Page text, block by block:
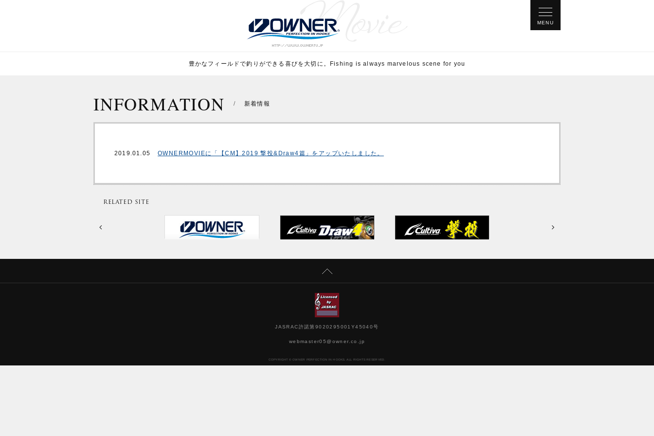
豊かなフィールドで釣りができる喜びを大切に。Fishing is always marvelous scene for you
INFORMATION / 新着情報
2019.01.05 OWNERMOVIEに「【CM】2019 撃投&Draw4篇」をアップいたしました。
RELATED SITE
JASRAC許諾第9020295001Y45040号
webmaster05@owner.co.jp
COPYRIGHT © OWNER PERFECTION IN HOOKS. ALL RIGHTS RESERVED.